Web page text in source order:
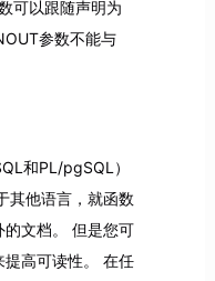
可以跟随声明为
参数不能与
和PL/pgSQL）
其他语言，就函数
文档。 但是您可
提高可读性。 在任